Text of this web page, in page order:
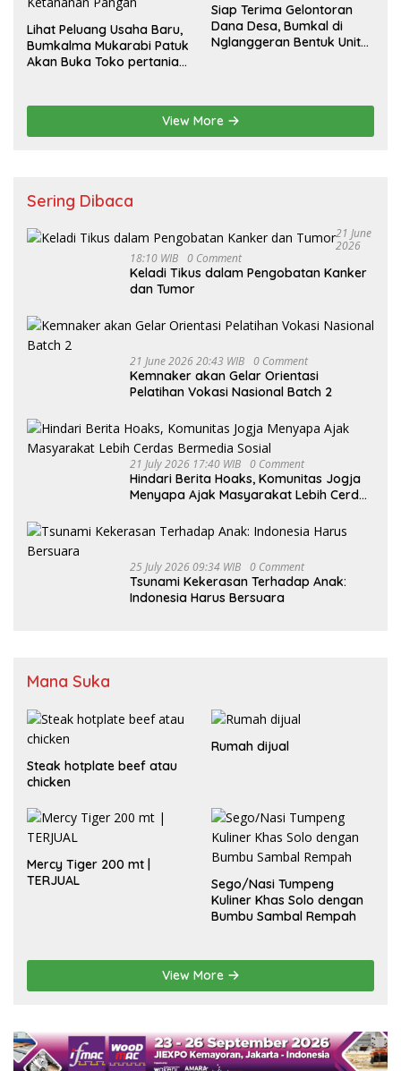
Lihat Peluang Usaha Baru,
Bumkalma Mukarabi Patuk
Akan Buka Toko pertanian
Siap Terima Gelontoran
Dana Desa, Bumkal di
Nglanggeran Bentuk Unit
View More
Sering Dibaca
21 June
2026
18:10 WIB 0 Comment
Keladi Tikus dalam Pengobatan Kanker
dan Tumor
21 June 2026 20:43 WIB 0 Comment
Kemnaker akan Gelar Orientasi
Pelatihan Vokasi Nasional Batch 2
21 July 2026 17:40 WIB 0 Comment
Hindari Berita Hoaks, Komunitas Jogja
Menyapa Ajak Masyarakat Lebih Cerdas
25 July 2026 09:34 WIB 0 Comment
Tsunami Kekerasan Terhadap Anak:
Indonesia Harus Bersuara
Mana Suka
Steak hotplate beef atau
chicken
Rumah dijual
Mercy Tiger 200 mt |
TERJUAL
Sego/Nasi Tumpeng
Kuliner Khas Solo dengan
Bumbu Sambal Rempah
View More